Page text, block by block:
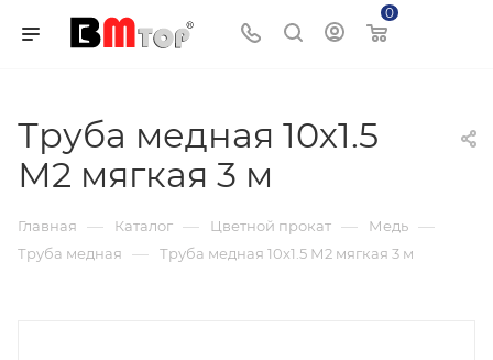
0
Труба медная 10х1.5
М2 мягкая 3 м
Главная — Каталог — Цветной прокат — Медь —
Труба медная — Труба медная 10х1.5 М2 мягкая 3 м